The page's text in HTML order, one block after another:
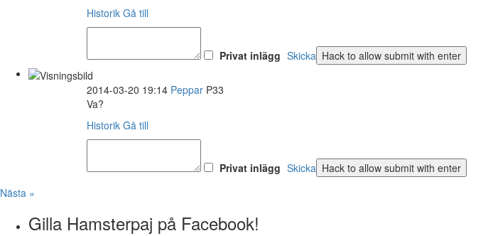
Historik Gå till
Privat inlägg Skicka
2014-03-20 19:14 Peppar P33
Va?
Historik Gå till
Privat inlägg Skicka
Nästa »
Gilla Hamsterpaj på Facebook!